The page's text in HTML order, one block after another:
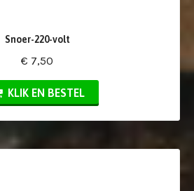
Snoer-220-volt
€ 7,50
KLIK EN BESTEL